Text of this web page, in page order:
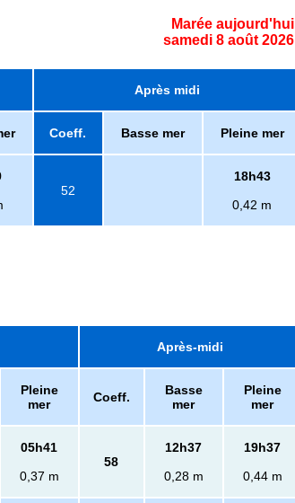
Marée aujourd'hui
samedi 8 août 2026
Après midi
Coeff. Basse mer Pleine mer
52
18h43
0,42 m
Après-midi
Pleine
mer
Coeff.
Basse
mer
Pleine
mer
05h41
0,37 m
58
12h37
0,28 m
19h37
0,44 m